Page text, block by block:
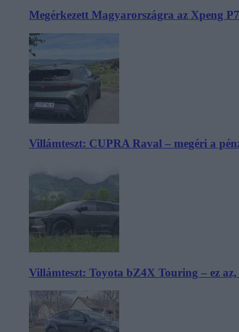
Megérkezett Magyarországra az Xpeng
Villámteszt: CUPRA Raval – megéri a
Villámteszt: Toyota bZ4X Touring – ez